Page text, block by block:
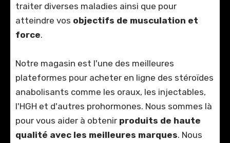
traiter diverses maladies ainsi que pour
atteindre vos objectifs de musculation et
force.
Notre magasin est l'une des meilleures
plateformes pour acheter en ligne des stéroïdes
anabolisants comme les oraux, les injectables,
l'HGH et d'autres prohormones. Nous sommes là
pour vous aider à obtenir produits de haute
qualité avec les meilleures marques. Nous